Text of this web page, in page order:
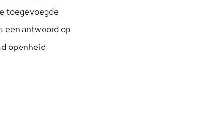
toegevoegde
een antwoord op
openheid